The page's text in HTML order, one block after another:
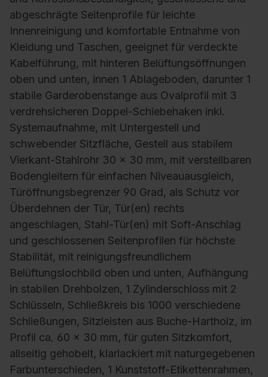
abgeschrägte Seitenprofile für leichte
Innenreinigung und komfortable Entnahme von
Kleidung und Taschen, geeignet für verdeckte
Kabelführung, mit hinteren Belüftungsöffnungen
oben und unten, innen 1 Ablageboden, darunter 1
stabile Garderobenstange aus Ovalprofil mit 3
verdrehsicheren Doppel-Schiebehaken inkl.
Systemaufnahme, mit Untergestell und
schwebender Sitzfläche, Gestell aus stabilem
Vierkant-Stahlrohr 30 x 30 mm, mit verstellbaren
Bodengleitern für einfachen Niveauausgleich,
Türöffnungsbegrenzer 90 Grad, als Schutz vor
Überdehnen der Tür, Tür(en) rechts
angeschlagen, Stahl-Tür(en) mit Soft-Anschlag
und geschlossenen Seitenprofilen für höchste
Stabilität, mit reinigungsfreundlichem
Belüftungslochbild oben und unten, Aufhängung
in stabilen Drehbolzen, 1 Zylinderschloss mit 2
Schlüsseln, Schließkreis bis 1000 verschiedene
Schließungen, Sitzleisten aus Buche-Hartholz, im
Profil ca. 60 x 30 mm, für guten Sitzkomfort,
allseitig gehobelt, klarlackiert mit naturgegebenen
Farbunterschieden, 1 Kunststoff-Etikettenrahmen,